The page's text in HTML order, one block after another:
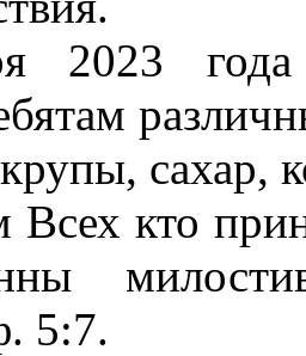
2023
сахар,
Всех кто
5:7.